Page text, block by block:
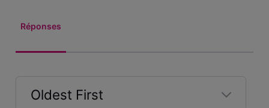
Réponses
Oldest First